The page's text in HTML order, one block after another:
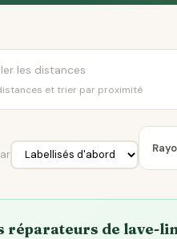
et trier par proximité
réparateurs de lave-